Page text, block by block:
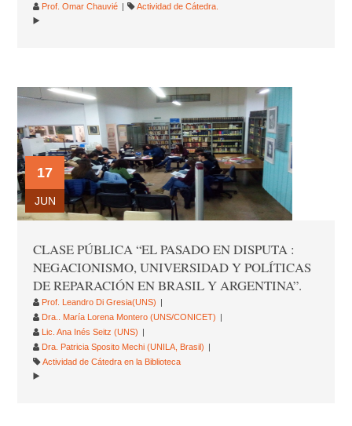
Prof. Omar Chauvié Actividad de Cátedra.
17
JUN
CLASE PÚBLICA “EL PASADO EN DISPUTA :
NEGACIONISMO, UNIVERSIDAD Y POLÍTICAS
DE REPARACIÓN EN BRASIL Y ARGENTINA”.
Prof. Leandro Di Gresia(UNS)
Dra.. María Lorena Montero (UNS/CONICET)
Lic. Ana Inés Seitz (UNS)
Dra. Patricia Sposito Mechi (UNILA, Brasil)
Actividad de Cátedra en la Biblioteca